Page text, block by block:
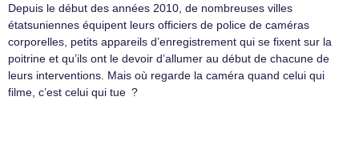
Depuis le début des années 2010, de nombreuses villes
étatsuniennes équipent leurs officiers de police de caméras
corporelles, petits appareils d’enregistrement qui se fixent sur la
poitrine et qu’ils ont le devoir d’allumer au début de chacune de
leurs interventions. Mais où regarde la caméra quand celui qui
filme, c’est celui qui tue ?